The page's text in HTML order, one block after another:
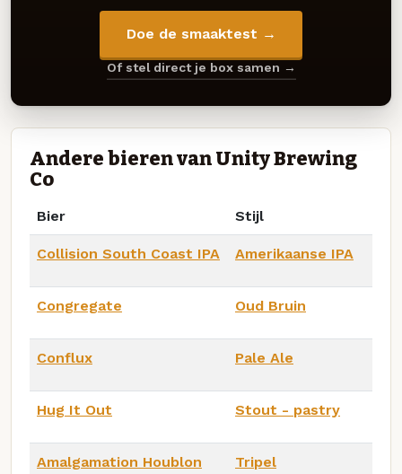
Doe de smaaktest →
Of stel direct je box samen →
Andere bieren van Unity Brewing
Co
Bier Stijl
Collision South Coast IPA Amerikaanse IPA
Congregate Oud Bruin
Conflux Pale Ale
Hug It Out Stout - pastry
Amalgamation Houblon
Tripel